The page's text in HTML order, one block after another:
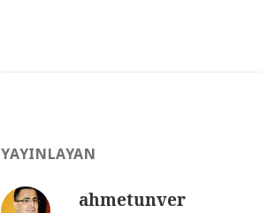
YAYINLAYAN
ahmetunver